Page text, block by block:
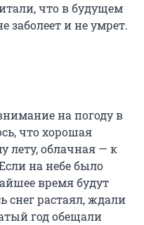
что в будущем
заболеет и не умрет.
на погоду в
что хорошая
лету, облачная — к
на небе было
время будут
снег растаял, ждали
год обещали